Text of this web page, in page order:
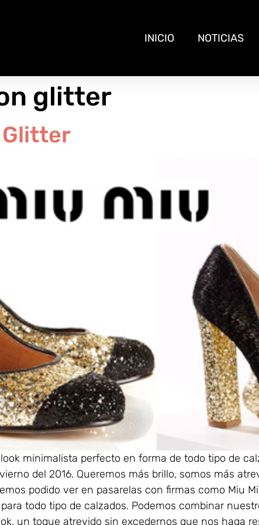
INICIO NOTICIAS
glitter
Glitter
minimalista perfecto en forma de todo tipo de
del 2016. Queremos más brillo, somos más
podido ver en pasarelas con firmas como Miu
todo tipo de calzados. Podemos combinar
un toque atrevido sin excedernos que nos haga